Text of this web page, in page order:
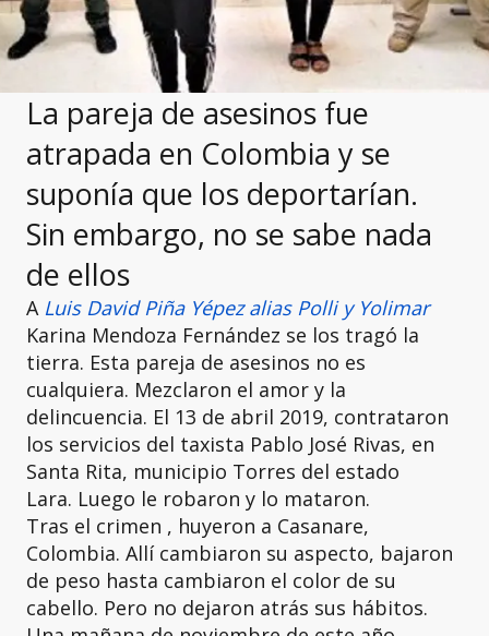
La pareja de asesinos fue
atrapada en Colombia y se
suponía que los deportarían.
Sin embargo, no se sabe nada
de ellos
A Luis David Piña Yépez alias Polli y Yolimar
Karina Mendoza Fernández se los tragó la
tierra. Esta pareja de asesinos no es
cualquiera. Mezclaron el amor y la
delincuencia. El 13 de abril 2019, contrataron
los servicios del taxista Pablo José Rivas, en
Santa Rita, municipio Torres del estado
Lara. Luego le robaron y lo mataron.
Tras el crimen , huyeron a Casanare,
Colombia. Allí cambiaron su aspecto, bajaron
de peso hasta cambiaron el color de su
cabello. Pero no dejaron atrás sus hábitos.